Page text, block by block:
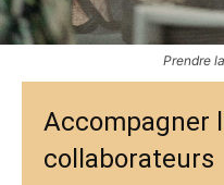
Prendre
Accompagner
collaborateurs